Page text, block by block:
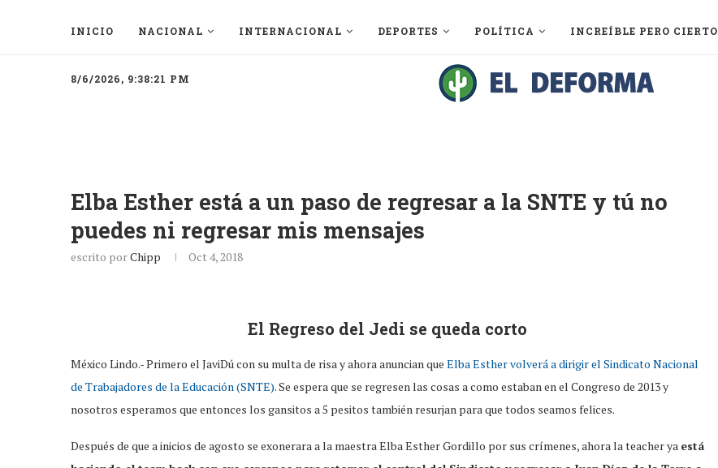
INICIO NACIONAL INTERNACIONAL DEPORTES POLÍTICA INCREÍBLE PERO CIERTO
8/6/2026, 9:38:21 PM
Elba Esther está a un paso de regresar a la SNTE y tú no
puedes ni regresar mis mensajes
escrito porChipp Oct 4, 2018
El Regreso del Jedi se queda corto
México Lindo.- Primero el JaviDú con su multa de risa y ahora anuncian que Elba Esther volverá a dirigir el Sindicato Nacional
de Trabajadores de la Educación (SNTE). Se espera que se regresen las cosas a como estaban en el Congreso de 2013 y
nosotros esperamos que entonces los gansitos a 5 pesitos también resurjan para que todos seamos felices.
Después de que a inicios de agosto se exonerara a la maestra Elba Esther Gordillo por sus crímenes, ahora la teacher ya está